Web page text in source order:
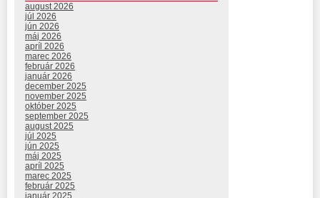
august 2026
júl 2026
jún 2026
máj 2026
apríl 2026
marec 2026
február 2026
január 2026
december 2025
november 2025
október 2025
september 2025
august 2025
júl 2025
jún 2025
máj 2025
apríl 2025
marec 2025
február 2025
január 2025